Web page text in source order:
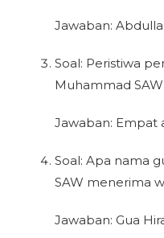
Jawaban:
Soal: Peristiwa
Muhammad
Jawaban: Empat
Soal: Apa nama
SAW menerima
Jawaban: Gua